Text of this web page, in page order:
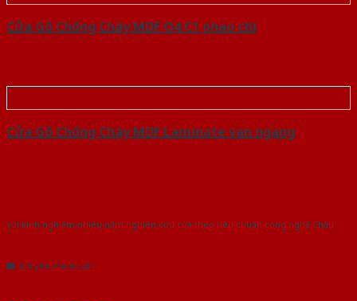
Cửa Gỗ Chống Cháy MDF O4 C1 phao chi
Cửa Gỗ Chống Cháy MDF Laminate van ngang
Với kinh nghiệm nhiêu năm nghiên cứu cửa theo tiêu chuẩn công nghệ Châu
Gửi yêu cầu tư vấn